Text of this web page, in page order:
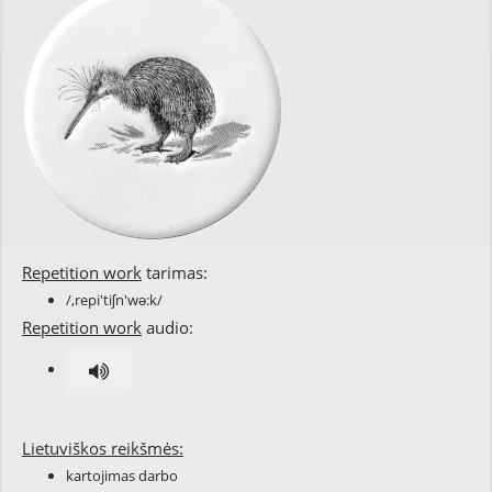
Repetition work tarimas:
/,repi'tiʃn'wə:k/
Repetition work audio:
Lietuviškos reikšmės:
kartojimas darbo